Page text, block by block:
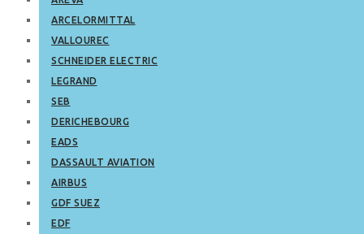
ARCELORMITTAL
VALLOUREC
SCHNEIDER ELECTRIC
LEGRAND
SEB
DERICHEBOURG
EADS
DASSAULT AVIATION
AIRBUS
GDF SUEZ
EDF